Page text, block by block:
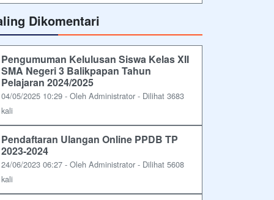
Dikomentari
Pengumuman Kelulusan Siswa Kelas XII
SMA Negeri 3 Balikpapan Tahun
Pelajaran 2024/2025
04/05/2025 10:29 - Oleh Administrator - Dilihat 3683
kali
Pendaftaran Ulangan Online PPDB TP
2023-2024
24/06/2023 06:27 - Oleh Administrator - Dilihat 5608
kali